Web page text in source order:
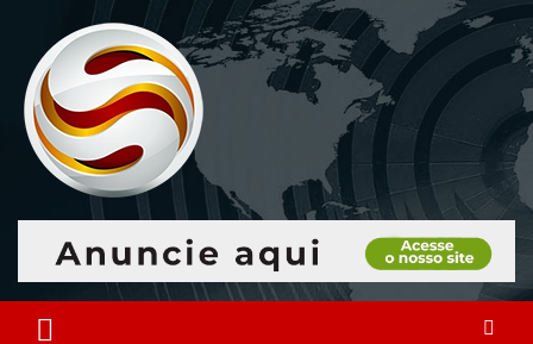
content
Portal Monitoramento
O portal que manitora a notícias para você!